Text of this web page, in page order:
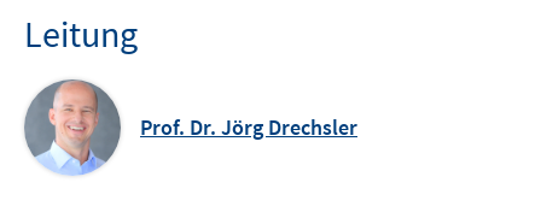
Leitung
Prof. Dr. Jörg Drechsler